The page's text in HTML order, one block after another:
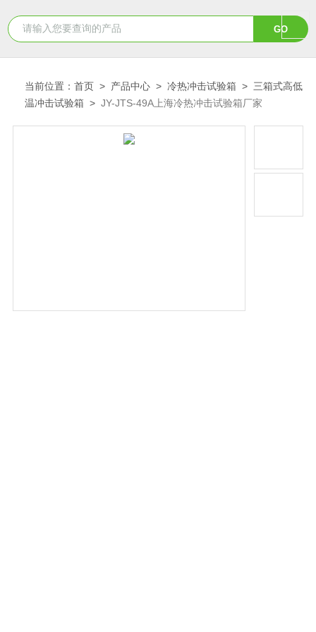
当前位置：首页 > 产品中心 >冷热冲击试验箱 > 三箱式高低
温冲击试验箱 >JY-JTS-49A上海冷热冲击试验箱厂家